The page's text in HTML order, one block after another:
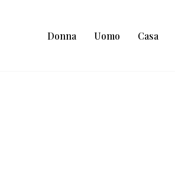
Donna Uomo Casa